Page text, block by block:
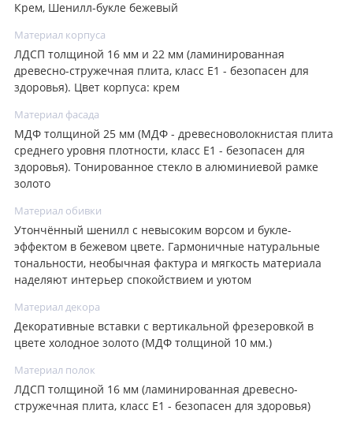
Крем, Шенилл-букле бежевый
Материал корпуса
ЛДСП толщиной 16 мм и 22 мм (ламинированная
древесно-стружечная плита, класс E1 - безопасен для
здоровья). Цвет корпуса: крем
Материал фасада
МДФ толщиной 25 мм (МДФ - древесноволокнистая плита
среднего уровня плотности, класс E1 - безопасен для
здоровья). Тонированное стекло в алюминиевой рамке
золото
Материал обивки
Утончённый шенилл с невысоким ворсом и букле-
эффектом в бежевом цвете. Гармоничные натуральные
тональности, необычная фактура и мягкость материала
наделяют интерьер спокойствием и уютом
Материал декора
Декоративные вставки с вертикальной фрезеровкой в
цвете холодное золото (МДФ толщиной 10 мм.)
Материал полок
ЛДСП толщиной 16 мм (ламинированная древесно-
стружечная плита, класс E1 - безопасен для здоровья)